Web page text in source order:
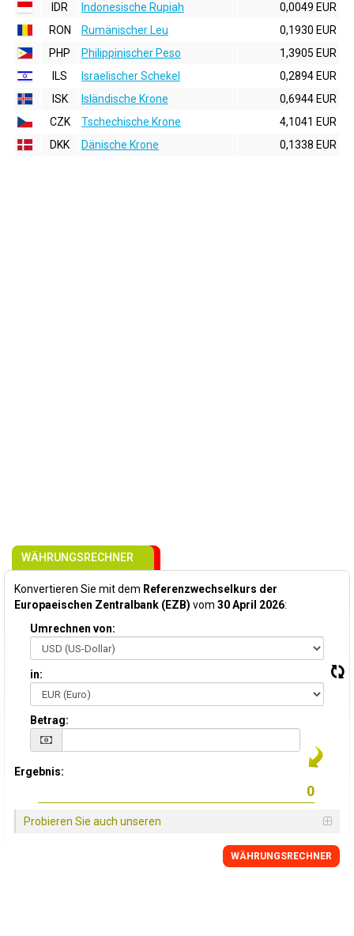
IDR
Indonesische Rupiah
0,0049 EUR
RON
Rumänischer Leu
0,1930 EUR
PHP
Philippinischer Peso
1,3905 EUR
ILS
Israelischer Schekel
0,2894 EUR
ISK
Isländische Krone
0,6944 EUR
CZK
Tschechische Krone
4,1041 EUR
DKK
Dänische Krone 0,1338 EUR
WÄHRUNGSRECHNER
Konvertieren Sie mit dem Referenzwechselkurs der
Europaeischen Zentralbank (EZB) vom 30 April 2026:
Umrechnen von:
in:
Betrag:
Ergebnis:
Probieren Sie auch unseren
WÄHRUNGSRECHNER